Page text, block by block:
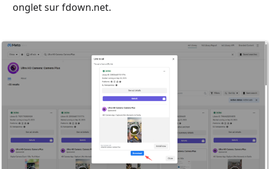
onglet sur fdown.net.